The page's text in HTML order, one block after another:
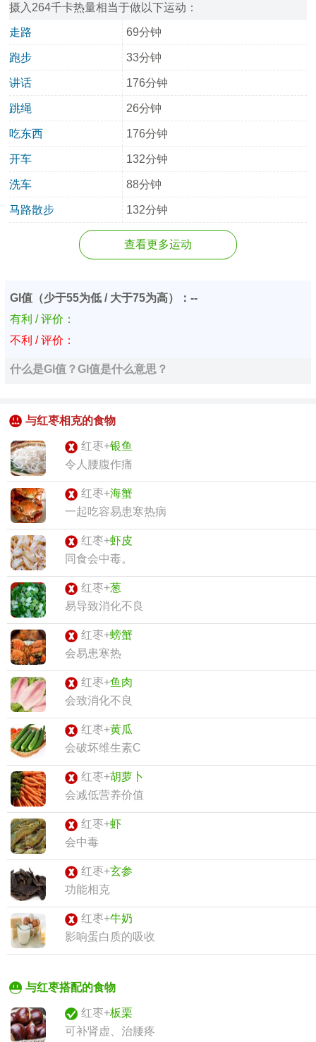
摄入264千卡热量相当于做以下运动：
走路 69分钟
跑步 33分钟
讲话 176分钟
跳绳 26分钟
吃东西 176分钟
开车 132分钟
洗车 88分钟
马路散步 132分钟
查看更多运动
GI值（少于55为低 / 大于75为高）：--
有利 / 评价：
不利 / 评价：
什么是GI值？GI值是什么意思？
与红枣相克的食物
红枣+银鱼
令人腰腹作痛
红枣+海蟹
一起吃容易患寒热病
红枣+虾皮
同食会中毒。
红枣+葱
易导致消化不良
红枣+螃蟹
会易患寒热
红枣+鱼肉
会致消化不良
红枣+黄瓜
会破坏维生素C
红枣+胡萝卜
会减低营养价值
红枣+虾
会中毒
红枣+玄参
功能相克
红枣+牛奶
影响蛋白质的吸收
与红枣搭配的食物
红枣+板栗
可补肾虚、治腰疼